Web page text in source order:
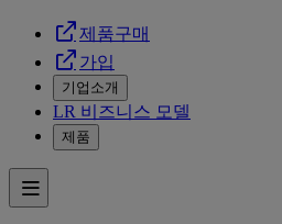
제품구매
가입
기업소개
LR 비즈니스 모델
제품